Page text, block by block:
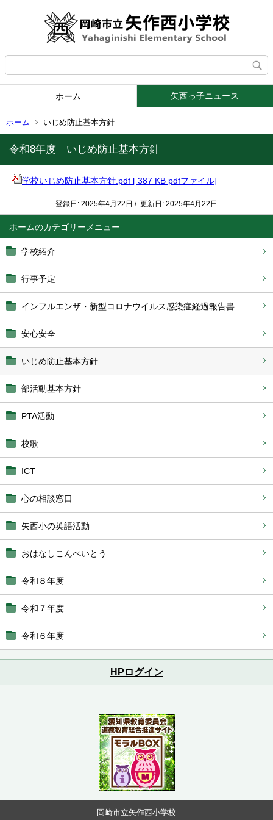
ホーム 矢西っ子ニュース
ホーム いじめ防止基本方針
ホーム
学校紹介
行事予定
インフルエンザ・新型コロナウイルス感染症経過報告書
安心安全
いじめ防止基本方針
部活動基本方針
PTA活動
校歌
ICT
心の相談窓口
矢西小の英語活動
おはなしこんぺいとう
令和８年度
令和７年度
令和６年度
HPログイン
令和8年度 いじめ防止基本方針
学校いじめ防止基本方針.pdf [ 387 KB pdfファイル]
登録日: 2025年4月22日 / 更新日: 2025年4月22日
岡崎市立矢作西小学校